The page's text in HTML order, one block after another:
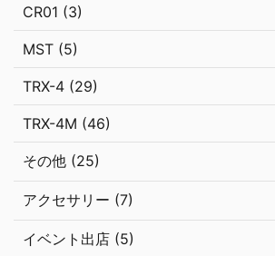
CR01 (3)
MST (5)
TRX-4 (29)
TRX-4M (46)
その他 (25)
アクセサリー (7)
イベント出店 (5)